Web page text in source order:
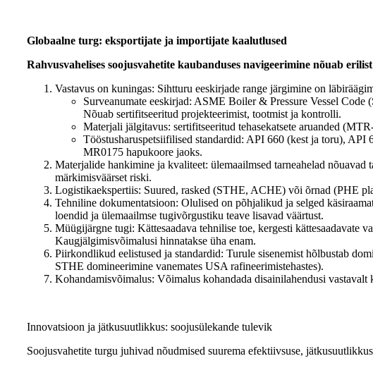
Globaalne turg: eksportijate ja importijate kaalutlused
Rahvusvahelises soojusvahetite kaubanduses navigeerimine nõuab
Vastavus on kuningas: Sihtturu eeskirjade range järgimine on
Surveanumate eeskirjad: ASME Boiler & Pressure Vessel
Nõuab sertifitseeritud projekteerimist, tootmist ja kontrolli.
Materjali jälgitavus: sertifitseeritud tehasekatsete aruanded
Tööstusharuspetsiifilised standardid: API 660 (kest ja toru),
MR0175 hapukoore jaoks.
Materjalide hankimine ja kvaliteet: ülemaailmsed tarneahelad
märkimisväärset riski.
Logistikaekspertiis: Suured, rasked (STHE, ACHE) või õrnad (PHE
Tehniline dokumentatsioon: Olulised on põhjalikud ja selged
loendid ja ülemaailmse tugivõrgustiku teave lisavad väärtust.
Müügijärgne tugi: Kättesaadava tehnilise toe, kergesti kättesaadavate
Kaugjälgimisvõimalusi hinnatakse üha enam.
Piirkondlikud eelistused ja standardid: Turule sisenemist hõlbustab
STHE domineerimine vanemates USA rafineerimistehastes).
Kohandamisvõimalus: Võimalus kohandada disainilahendusi
Innovatsioon ja jätkusuutlikkus: soojusülekande tulevik
Soojusvahetite turgu juhivad nõudmised suurema efektiivsuse,